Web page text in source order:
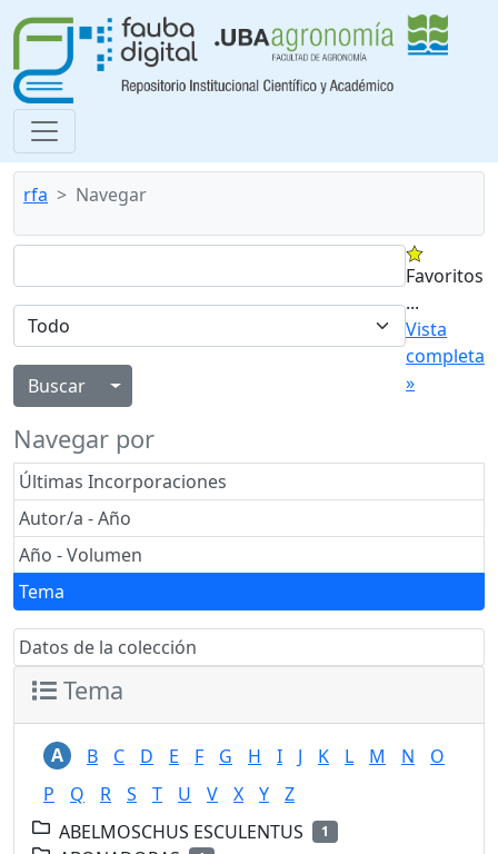
rfa Navegar
Alternar menú desplegable
Favoritos
...
Vista
completa
»
Navegar por
Últimas Incorporaciones
Autor/a - Año
Año - Volumen
Tema
Datos de la colección
Tema
A B C D E F G H I J K L M N
O
P
Q R S T U V X Y
Z
ABELMOSCHUS ESCULENTUS
1